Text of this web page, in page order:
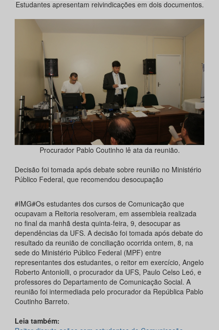
Estudantes apresentam reivindicações em dois documentos.
Procurador Pablo Coutinho lê ata da reunião.
Decisão foi tomada após debate sobre reunião no Ministério
Público Federal, que recomendou desocupação
#IMG#Os estudantes dos cursos de Comunicação que
ocupavam a Reitoria resolveram, em assembleia realizada
no final da manhã desta quinta-feira, 9, desocupar as
dependências da UFS. A decisão foi tomada após debate do
resultado da reunião de conciliação ocorrida ontem, 8, na
sede do Ministério Público Federal (MPF) entre
representantes dos estudantes, o reitor em exercício, Angelo
Roberto Antoniolli, o procurador da UFS, Paulo Celso Leó, e
professores do Departamento de Comunicação Social. A
reunião foi intermediada pelo procurador da República Pablo
Coutinho Barreto.
Leia também: